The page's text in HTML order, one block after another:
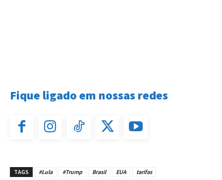
Fique ligado em nossas redes
TAGS #Lula #Trump Brasil EUA tarifas